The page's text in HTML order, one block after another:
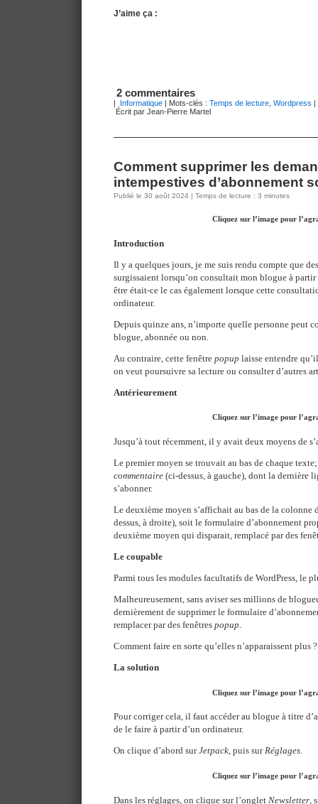
J’aime ça :
2 commentaires
| Informatique | Mots-clés : Temps de lecture Wordpress |
Écrit par Jean-Pierre Martel
Comment supprimer les
intempestives d’abonnement
Publié le 30 août 2024 | Temps de lecture : 3 minutes
Cliquez sur l’image pour
Introduction
Il y a quelques jours, je me suis rendu compte que
surgissaient lorsqu’on consultait mon blogue à
être était-ce le cas également lorsque cette
ordinateur.
Depuis quinze ans, n’importe quelle personne peut
blogue, abonnée ou non.
Au contraire, cette fenêtre popup laisse entendre
on veut poursuivre sa lecture ou consulter d’autres
Antérieurement
Cliquez sur l’image pour
Jusqu’à tout récemment, il y avait deux moyens de
Le premier moyen se trouvait au bas de chaque
commentaire (ci-dessus, à gauche), dont la dernière
s’abonner.
Le deuxième moyen s’affichait au bas de la colonne
dessus, à droite), soit le formulaire d’abonnement
deuxième moyen qui disparait, remplacé par des
Le coupable
Parmi tous les modules facultatifs de WordPress, le
Malheureusement, sans aviser ses millions de
dernièrement de supprimer le formulaire
remplacer par des fenêtres popup.
Comment faire en sorte qu’elles n’apparaissent plus ?
La solution
Cliquez sur l’image pour
Pour corriger cela, il faut accéder au blogue à titre
de le faire à partir d’un ordinateur.
On clique d’abord surJetpack, puis surRéglages.
Cliquez sur l’image pour
Dans les réglages, on clique sur l’onglet Newsletter ,